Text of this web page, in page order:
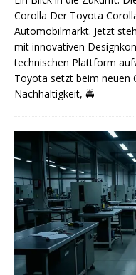
Corolla Der Toyota
Automobilmarkt. Jetzt
mit innovativen
technischen Plattform
Toyota setzt beim neuen
Nachhaltigkeit, 🚔